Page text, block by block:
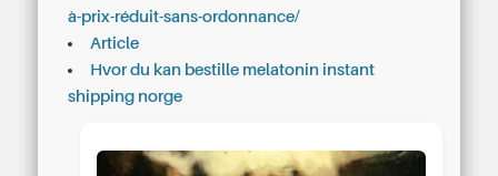
à-prix-réduit-sans-ordonnance/
Article
Hvor du kan bestille melatonin instant
shipping norge